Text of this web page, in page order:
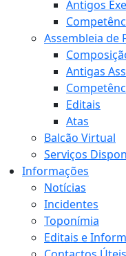
Antigos
Assembleia de
Antigas
Editais
Atas
Balcão Virtual
Serviços
Informações
Notícias
Incidentes
Toponímia
Editais e